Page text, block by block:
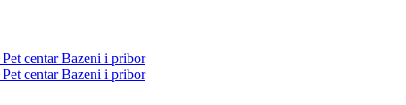
Pet centarBazeni i pribor
Pet centarBazeni i pribor